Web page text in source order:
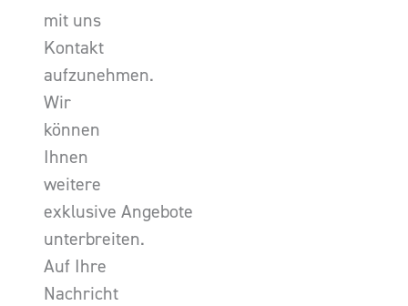
mit uns
Kontakt
aufzunehmen.
Wir
können
Ihnen
weitere
exklusive Angebote
unterbreiten.
Auf Ihre
Nachricht